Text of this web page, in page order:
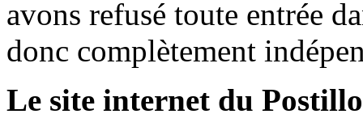
avons refusé toute entrée
donc complètement
Le site internet du